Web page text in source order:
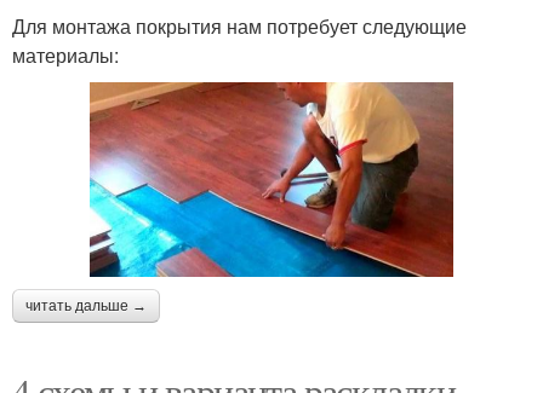
Для монтажа покрытия нам потребует следующие
материалы:
читать дальше →